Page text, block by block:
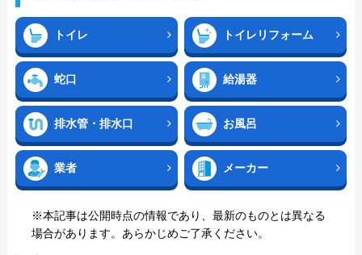
トイレ トイレリフォーム
蛇口 給湯器
排水管・排水口 お風呂
業者 メーカー
※本記事は公開時点の情報であり、最新のものとは異なる
場合があります。あらかじめご了承ください。